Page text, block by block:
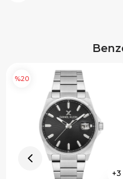
3
%20